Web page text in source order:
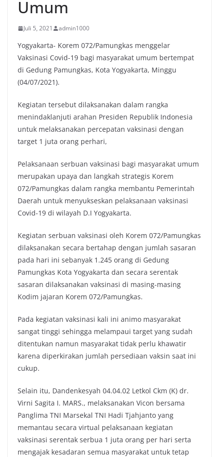
Umum
Juli 5, 2021 admin1000
Yogyakarta- Korem 072/Pamungkas menggelar
Vaksinasi Covid-19 bagi masyarakat umum bertempat
di Gedung Pamungkas, Kota Yogyakarta, Minggu
(04/07/2021).
Kegiatan tersebut dilaksanakan dalam rangka
menindaklanjuti arahan Presiden Republik Indonesia
untuk melaksanakan percepatan vaksinasi dengan
target 1 juta orang perhari,
Pelaksanaan serbuan vaksinasi bagi masyarakat umum
merupakan upaya dan langkah strategis Korem
072/Pamungkas dalam rangka membantu Pemerintah
Daerah untuk menyukseskan pelaksanaan vaksinasi
Covid-19 di wilayah D.I Yogyakarta.
Kegiatan serbuan vaksinasi oleh Korem 072/Pamungkas
dilaksanakan secara bertahap dengan jumlah sasaran
pada hari ini sebanyak 1.245 orang di Gedung
Pamungkas Kota Yogyakarta dan secara serentak
sasaran dilaksanakan vaksinasi di masing-masing
Kodim jajaran Korem 072/Pamungkas.
Pada kegiatan vaksinasi kali ini animo masyarakat
sangat tinggi sehingga melampaui target yang sudah
ditentukan namun masyarakat tidak perlu khawatir
karena diperkirakan jumlah persediaan vaksin saat ini
cukup.
Selain itu, Dandenkesyah 04.04.02 Letkol Ckm (K) dr.
Virni Sagita I. MARS., melaksanakan Vicon bersama
Panglima TNI Marsekal TNI Hadi Tjahjanto yang
memantau secara virtual pelaksanaan kegiatan
vaksinasi serentak serbua 1 juta orang per hari serta
mengajak kesadaran semua masyarakat untuk tetap